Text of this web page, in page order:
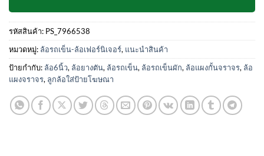
รหัสสินค้า: PS_7966538
หมวดหมู่: ล้อรถเข็น-ล้อเฟอร์นิเจอร์, แนะนำสินค้า
ป้ายกำกับ: ล้อ6นิ้ว, ล้อยางตัน, ล้อรถเข็น, ล้อรถเข็นผัก, ล้อแผงกั้นจราจร, ล้อ
แผงจราจร, ลูกล้อใส่ป้ายโฆษณา